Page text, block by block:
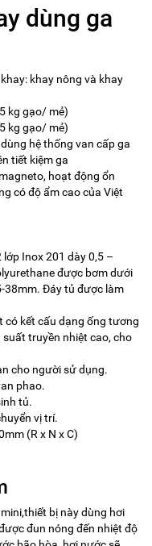
dùng ga
khay nông và khay
kg gạo/ mẻ)
kg gạo/ mẻ)
hệ thống van cấp ga
tiết kiệm ga
hoạt động ổn
có độ ẩm cao của Việt
Inox 201 dày 0,5 –
được bơm dưới
38mm. Đáy tủ được làm
có kết cấu dạng ống tương
truyền nhiệt cao, cho
cho người sử dụng.
phao.
tủ.
vị trí.
(R x N x C)
bị này dùng hơi
đun nóng đến nhiệt độ